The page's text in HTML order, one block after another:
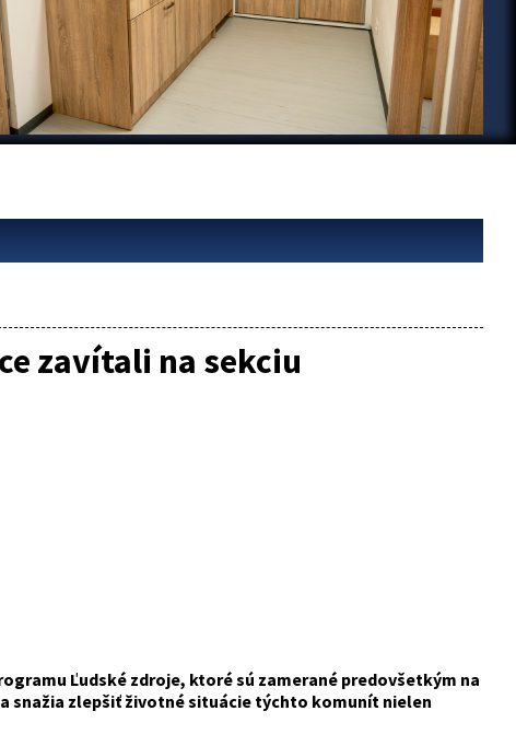
zavítali na sekciu
Ľudské zdroje, ktoré sú zamerané predovšetkým na
snažia zlepšiť životné situácie týchto komunít nielen